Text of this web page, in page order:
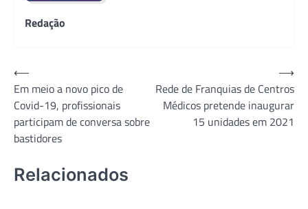
Redação
Navegação
de
Post
⟵
Em meio a novo pico de
Covid-19, profissionais
participam de conversa sobre
bastidores
Rede de Franquias de Centros
Médicos pretende inaugurar
15 unidades em 2021
⟶
Relacionados